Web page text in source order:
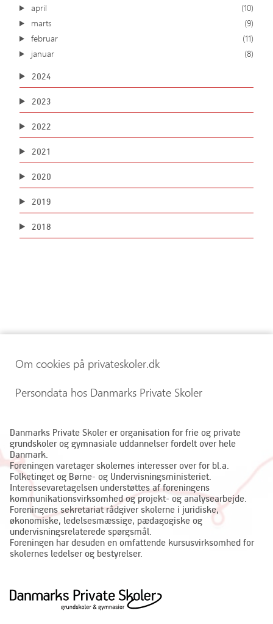
april
(10)
marts
(9)
februar
(11)
januar
(8)
2024
2023
2022
2021
2020
2019
2018
Om cookies på privateskoler.dk
Persondata hos Danmarks Private Skoler
Danmarks Private Skoler er organisation for frie og private
grundskoler og gymnasiale uddannelser fordelt over hele
Danmark.
Foreningen varetager skolernes interesser over for bl.a.
Folketinget og Børne- og Undervisningsministeriet.
Interessevaretagelsen understøttes af foreningens
kommunikationsvirksomhed og projekt- og analysearbejde.
Foreningens sekretariat rådgiver skolerne i juridiske,
økonomiske, ledelsesmæssige, pædagogiske og
undervisningsrelaterede spørgsmål.
Foreningen har desuden en omfattende kursusvirksomhed for
skolernes ledelser og bestyrelser.